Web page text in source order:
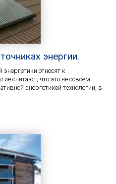
энергии.
относят к
считают, что это не совсем
энергетикой технологии, в